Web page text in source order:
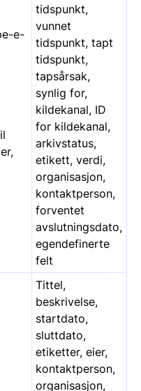
e-
tidspunkt,
vunnet
tidspunkt, tapt
tidspunkt,
tapsårsak,
synlig for,
kildekanal, ID
for kildekanal,
arkivstatus,
etikett, verdi,
organisasjon,
kontaktperson,
forventet
avslutningsdato,
egendefinerte
felt
Tittel,
beskrivelse,
startdato,
sluttdato,
etiketter, eier,
kontaktperson,
organisasjon,